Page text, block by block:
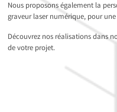
Nous proposons également la
graveur laser numérique, pour
Découvrez nos réalisations dans
de votre projet.